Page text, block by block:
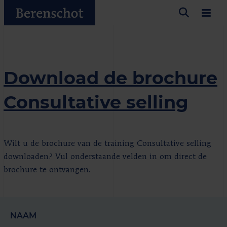
Download de brochure
Consultative selling
Wilt u de brochure van de training Consultative selling
downloaden? Vul onderstaande velden in om direct de
brochure te ontvangen.
NAAM